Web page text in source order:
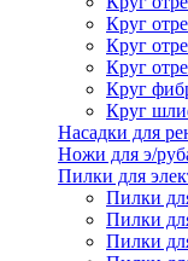
Круг
Круг
Круг
Круг
Круг
Насадки для
Ножи для э/
Пилки для
Пилки
Пилки
Пилки